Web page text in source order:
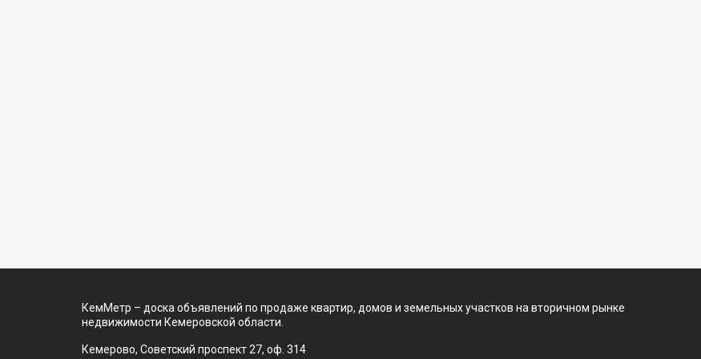
КемМетр – доска объявлений по продаже квартир, домов и земельных участков на вторичном рынке
недвижимости Кемеровской области.
Кемерово, Советский проспект 27, оф. 314